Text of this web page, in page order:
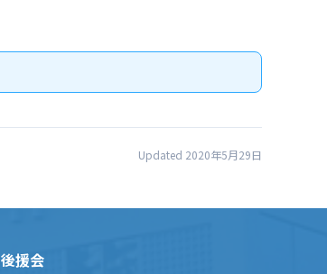
Updated 2020年5月29日
後援会